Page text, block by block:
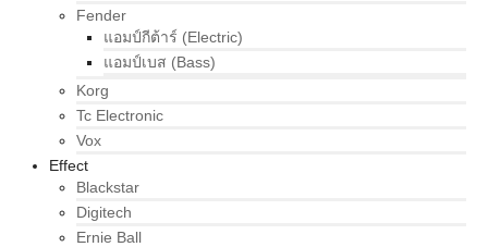
Fender
แอมป์กีต้าร์ (Electric)
แอมป์เบส (Bass)
Korg
Tc Electronic
Vox
Effect
Blackstar
Digitech
Ernie Ball